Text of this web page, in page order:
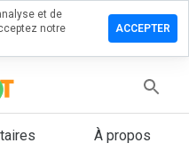
À propos
et de
notre
ACCEPTER